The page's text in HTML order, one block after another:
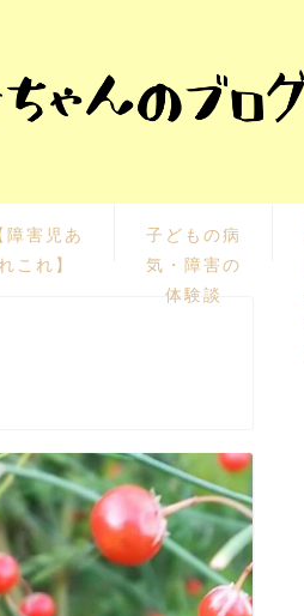
障害児あ
これ】
子どもの病
気・障害の
体験談